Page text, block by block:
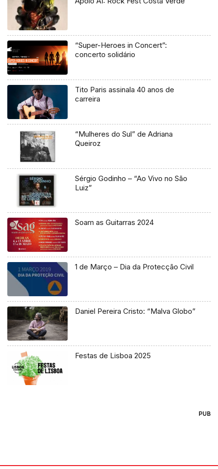
“Super-Heroes in Concert”:
concerto solidário
Tito Paris assinala 40 anos de
carreira
“Mulheres do Sul” de Adriana
Queiroz
Sérgio Godinho – “Ao Vivo no São
Luiz”
Soam as Guitarras 2024
1 de Março – Dia da Protecção Civil
Daniel Pereira Cristo: “Malva Globo”
Festas de Lisboa 2025
PUB